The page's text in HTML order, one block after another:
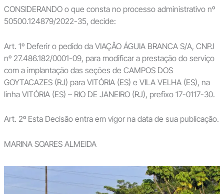
CONSIDERANDO o que consta no processo administrativo nº
50500.124879/2022-35, decide:
Art. 1º Deferir o pedido da VIAÇÃO ÁGUIA BRANCA S/A, CNPJ
nº 27.486.182/0001-09, para modificar a prestação do serviço
com a implantação das seções de CAMPOS DOS
GOYTACAZES (RJ) para VITÓRIA (ES) e VILA VELHA (ES), na
linha VITÓRIA (ES) – RIO DE JANEIRO (RJ), prefixo 17-0117-30.
Art. 2º Esta Decisão entra em vigor na data de sua publicação.
MARINA SOARES ALMEIDA